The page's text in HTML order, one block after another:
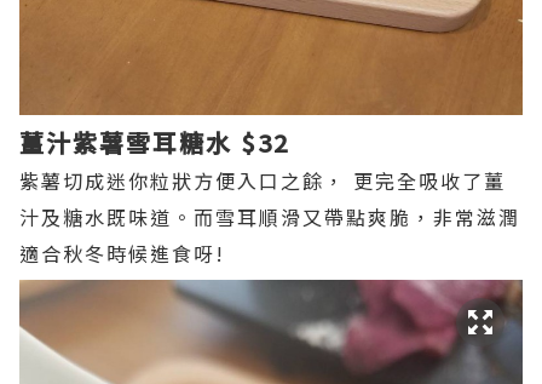
薑汁紫薯雪耳糖水 $32
紫薯切成迷你粒狀方便入口之餘， 更完全吸收了薑
汁及糖水既味道。而雪耳順滑又帶點爽脆，非常滋潤
適合秋冬時候進食呀!